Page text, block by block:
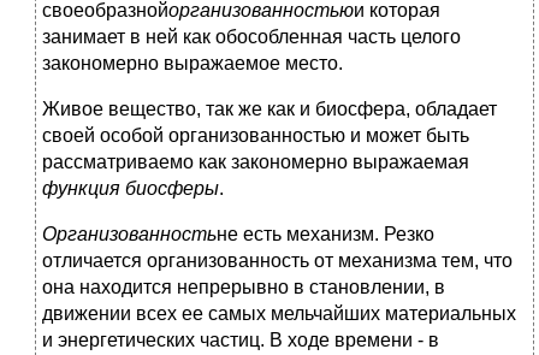
своеобразнойорганизованностьюи которая
занимает в ней как обособленная часть целого
закономерно выражаемое место.
Живое вещество, так же как и биосфера, обладает
своей особой организованностью и может быть
рассматриваемо как закономерно выражаемая
функция биосферы.
Организованностьне есть механизм. Резко
отличается организованность от механизма тем, что
она находится непрерывно в становлении, в
движении всех ее самых мельчайших материальных
и энергетических частиц. В ходе времени - в